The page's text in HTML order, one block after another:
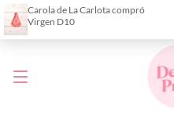
Demora de